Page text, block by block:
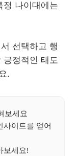
정 나이대에는
선택하고 행
긍정적인 태도
.
보세요
사이트를 얻어
보세요!